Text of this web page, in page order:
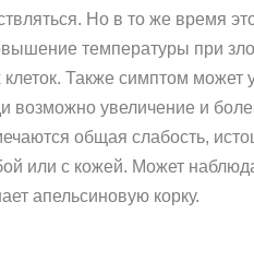
Но в то же время
температуры при
Также симптом может
возможно увеличение и
общая слабость,
или с кожей. Может
апельсиновую корку.